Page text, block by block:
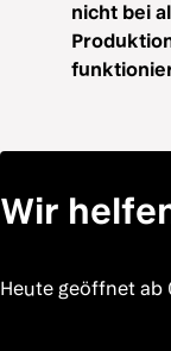
nicht bei
Wir